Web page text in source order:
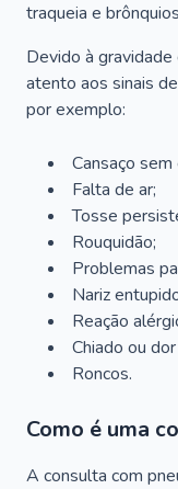
traqueia e
Devido à
atento aos sinais
por exemplo:
Cansaço
Falta de ar;
Tosse
Rouquidão;
Problemas
Nariz
Reação
Chiado ou
Roncos.
Como é uma
A consulta com